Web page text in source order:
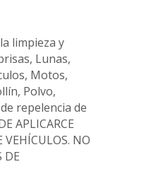
limpieza y
Lunas,
Motos,
Polvo,
repelencia de
APLICARCE
VEHÍCULOS. NO
DE